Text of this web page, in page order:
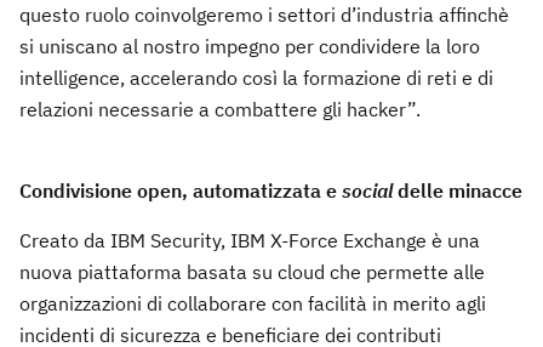
questo ruolo coinvolgeremo i settori d’industria affinchè
si uniscano al nostro impegno per condividere la loro
intelligence, accelerando così la formazione di reti e di
relazioni necessarie a combattere gli hacker”.
Condivisione open, automatizzata e socialdelle minacce
Creato da IBM Security, IBM X-Force Exchange è una
nuova piattaforma basata su cloud che permette alle
organizzazioni di collaborare con facilità in merito agli
incidenti di sicurezza e beneficiare dei contributi